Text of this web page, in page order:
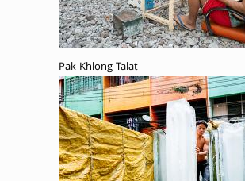
Pak Khlong Talat